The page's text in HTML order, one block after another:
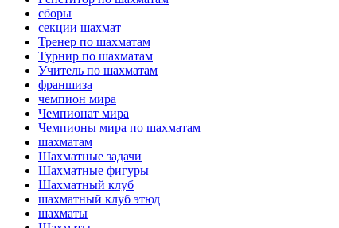
сборы
секции шахмат
Тренер по шахматам
Турнир по шахматам
Учитель по шахматам
франшиза
чемпион мира
Чемпионат мира
Чемпионы мира по шахматам
шахматам
Шахматные задачи
Шахматные фигуры
Шахматный клуб
шахматный клуб этюд
шахматы